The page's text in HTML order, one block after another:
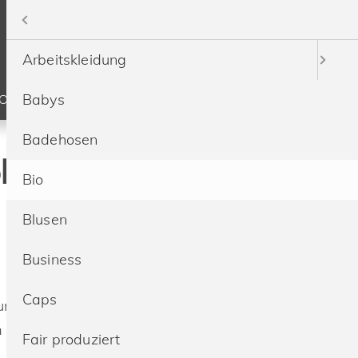
bedrucken &
dazu ausschließlich unter Nutzung
produzierte Öko-Mode
Arbeitskleidung
Babys
Badehosen
Bio
Blusen
Business
Caps
Fair produziert